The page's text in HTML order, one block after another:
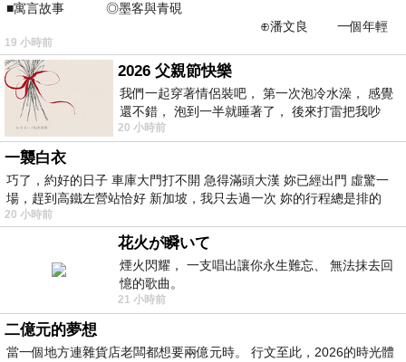
■寓言故事 ◎墨客與青硯
⊕潘文良 一個年輕
的墨客，在京城的古玩肆裡
19 小時前
2026 父親節快樂
我們一起穿著情侶裝吧， 第一次泡冷水澡， 感覺
還不錯， 泡到一半就睡著了， 後來打雷把我吵
醒， 手
20 小時前
一襲白衣
巧了，約好的日子 車庫大門打不開 急得滿頭大漢 妳已經出門 虛驚一
場，趕到高鐵左營站恰好 新加坡，我只去過一次 妳的行程總是排的
20 小時前
花火が瞬いて
煙火閃耀， 一支唱出讓你永生難忘、 無法抹去回
憶的歌曲。
21 小時前
二億元的夢想
當一個地方連雜貨店老闆都想要兩億元時。 行文至此，2026的時光體